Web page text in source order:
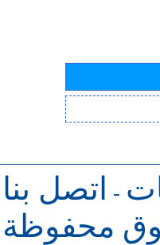
-
اتصل بنا
محفوظة